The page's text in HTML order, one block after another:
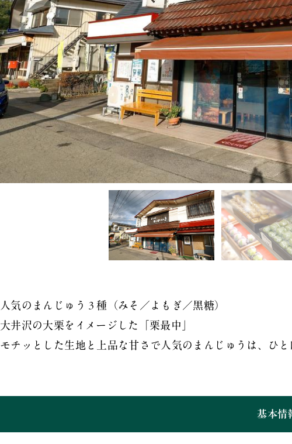
人気のまんじゅう３種（みそ／よもぎ／黒糖）
大井沢の大栗をイメージした「栗最中」
モチッとした生地と上品な甘さで人気のまんじゅうは、ひと
基本情